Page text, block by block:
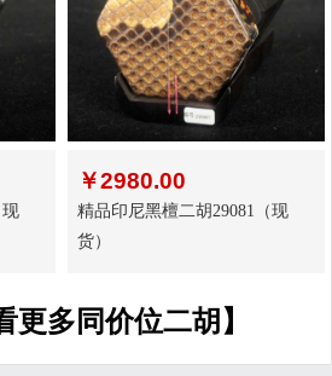
￥2980.00
精品印尼黑檀二胡29081（现
货）
更多同价位二胡】